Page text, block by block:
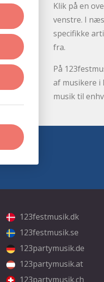
Klik på en
venstre. I
specifikke
fra.
På
af musikere i
musik til
123festmusik.dk
123festmusik.se
123partymusik.de
123partymusik.at
123partymusik.ch